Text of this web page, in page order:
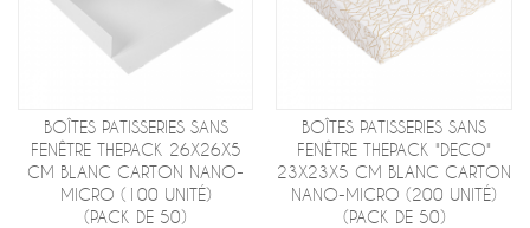
BOÎTES PATISSERIES SANS
FENÊTRE THEPACK 26X26X5
CM BLANC CARTON NANO-
MICRO (100 UNITÉ)
(PACK DE 50)
BOÎTES PATISSERIES SANS
FENÊTRE THEPACK "DECO"
23X23X5 CM BLANC CARTON
NANO-MICRO (200 UNITÉ)
(PACK DE 50)